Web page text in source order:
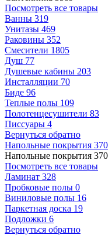
Посмотреть все товары
Ванны 319
Унитазы 469
Раковины 352
Смесители 1805
Душ 77
Душевые кабины 203
Инсталляции 70
Биде 96
Теплые полы 109
Полотенцесушители 83
Писсуары 4
Вернуться обратно
Напольные покрытия 370
Напольные покрытия 370
Посмотреть все товары
Ламинат 328
Пробковые полы 0
Виниловые полы 16
Паркетная доска 19
Подложки 6
Вернуться обратно